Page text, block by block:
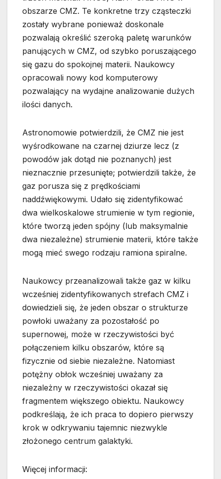
obszarze CMZ. Te konkretne trzy cząsteczki
zostały wybrane ponieważ doskonale
pozwalają określić szeroką paletę warunków
panujących w CMZ, od szybko poruszającego
się gazu do spokojnej materii. Naukowcy
opracowali nowy kod komputerowy
pozwalający na wydajne analizowanie dużych
ilości danych.
Astronomowie potwierdzili, że CMZ nie jest
wyśrodkowane na czarnej dziurze lecz (z
powodów jak dotąd nie poznanych) jest
nieznacznie przesunięte; potwierdzili także, że
gaz porusza się z prędkościami
naddźwiękowymi. Udało się zidentyfikować
dwa wielkoskalowe strumienie w tym regionie,
które tworzą jeden spójny (lub maksymalnie
dwa niezależne) strumienie materii, które także
mogą mieć swego rodzaju ramiona spiralne.
Naukowcy przeanalizowali także gaz w kilku
wcześniej zidentyfikowanych strefach CMZ i
dowiedzieli się, że jeden obszar o strukturze
powłoki uważany za pozostałość po
supernowej, może w rzeczywistości być
połączeniem kilku obszarów, które są
fizycznie od siebie niezależne. Natomiast
potężny obłok wcześniej uważany za
niezależny w rzeczywistości okazał się
fragmentem większego obiektu. Naukowcy
podkreślają, że ich praca to dopiero pierwszy
krok w odkrywaniu tajemnic niezwykle
złożonego centrum galaktyki.
Więcej informacji: